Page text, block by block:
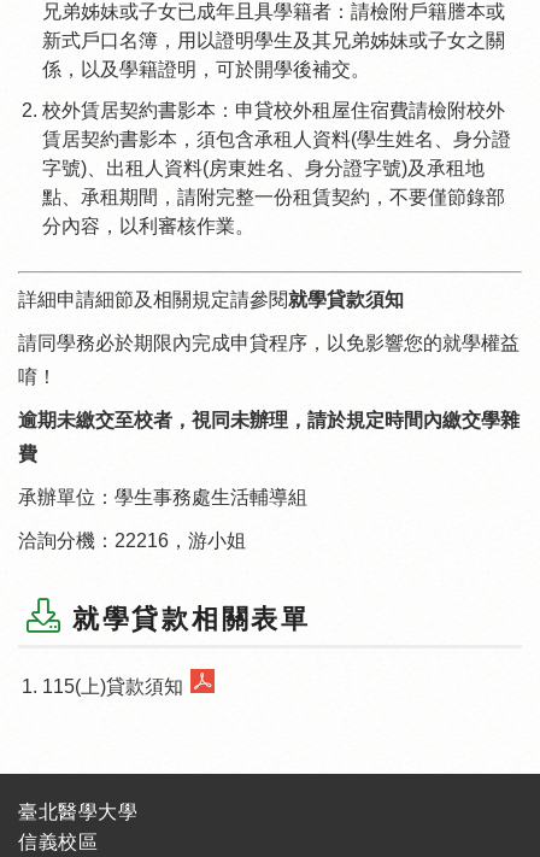
兄弟姊妹或子女已成年且具學籍者：請檢附戶籍謄本或
新式戶口名簿，用以證明學生及其兄弟姊妹或子女之關
係，以及學籍證明，可於開學後補交。
校外賃居契約書影本：申貸校外租屋住宿費請檢附校外
賃居契約書影本，須包含承租人資料(學生姓名、身分證
字號)、出租人資料(房東姓名、身分證字號)及承租地
點、承租期間，請附完整一份租賃契約，不要僅節錄部
分內容，以利審核作業。
詳細申請細節及相關規定請參閱就學貸款須知
請同學務必於期限內完成申貸程序，以免影響您的就學權益
唷！
逾期未繳交至校者，視同未辦理，請於規定時間內繳交學雜
費
承辦單位：學生事務處生活輔導組
洽詢分機：22216，游小姐
就學貸款相關表單
115(上)貸款須知
臺北醫學大學
信義校區